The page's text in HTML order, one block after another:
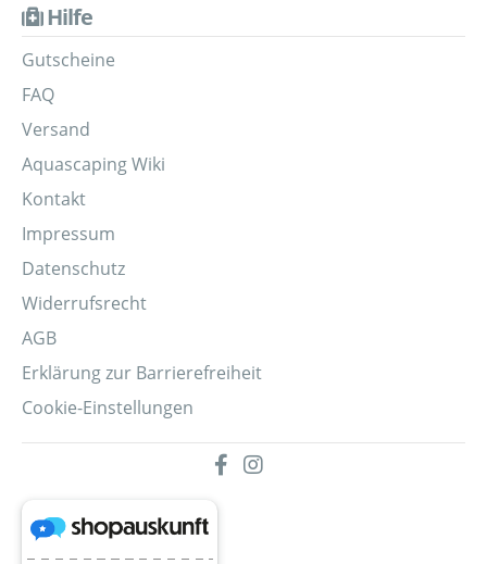
Hilfe
Gutscheine
FAQ
Versand
Aquascaping Wiki
Kontakt
Impressum
Datenschutz
Widerrufsrecht
AGB
Erklärung zur Barrierefreiheit
Cookie-Einstellungen